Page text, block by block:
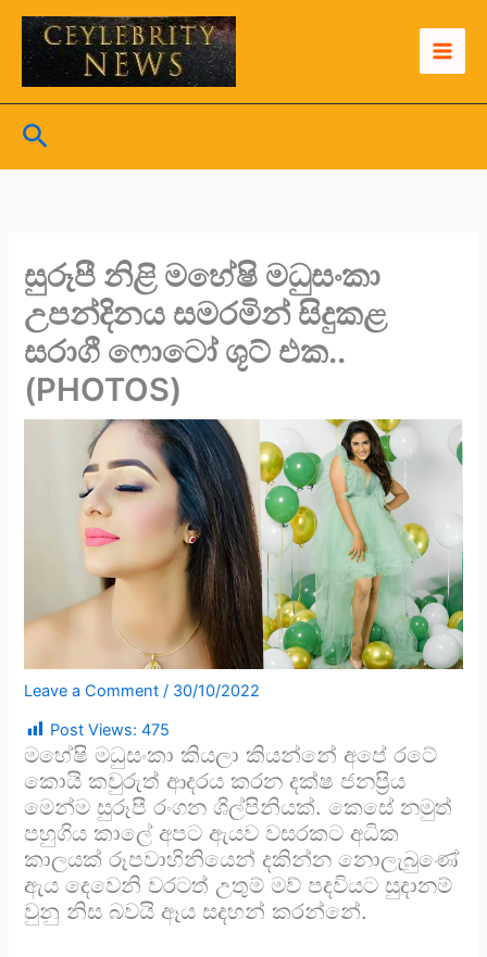
Skip
content
Search
සුරූපී නිළි මහේෂි මධුසංකා
උපන්දිනය සමරමින් සිදුකළ
සරාගී ෆොටෝ ශූට් එක..
(PHOTOS)
Leave a Comment / 30/10/2022
Post Views: 475
මහේෂි මධුසංකා කියලා කියන්නේ අපේ රටේ
කොයි කවුරුත් ආදරය කරන දක්ෂ ජනප්‍රිය
මෙන්ම සුරූපී රංගන ශිල්පිනියක්. කෙසේ නමුත්
පහුගිය කාලේ අපට ඇයව වසරකට අධික
කාලයක් රූපවාහිනියෙන් දකින්න නොලැබුණේ
ඇය දෙවෙනි වරටත් උතුම් මව් පදවියට සුදානම්
වුනු නිස බවයි ඈය සදහන් කරන්නේ.